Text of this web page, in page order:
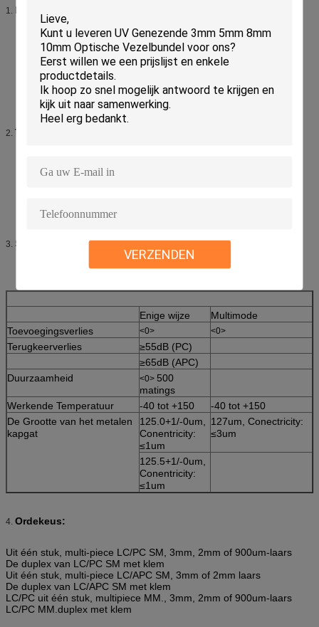
VERZENDEN
1. Eigenschappen:
Laag toevoegingsverlies en achterbezinningsverlies
Pre-overkoepelde de oppervlakte van het metalen kapeind
Precisieanti-rotation zeer belangrijk en corrosiebestendig
lichaam
UL-geschatte plastic huisvesting
De laarzen van de Telcordiastijl
Vrij-drijft ceramische metalen kap
2. Toepassingen:
Vezel Optische Telecommunicaties
LAN (Local area network)
Hoge snelheidstransmissiesystemen
3. Specificatie:
Enige wijze
Multimode
Toevoegingsverlies
<0> <0>
Terugkeerverlies
≥55dB (PC)
≥65dB (APC)
Duurzaamheid
<0> 500
matings
Werkende Temperatuur
-40 tot +150
-40 tot +150
De Grootte van het metalen
kapgat
125.0+1/-0um,
Conentricity:
≤1um
127um, Conectricity:
≤3um
125.5+1/-0um,
Conentricity:
≤1um
4. Ordekeus:
Uit één stuk, multi-piece LC/PC SM, 3mm, 2mm of 900um-laars
De duplex van LC/PC SM met klem
Uit één stuk, multi-piece LC/APC SM, 3mm of 2mm laars
De duplex van LC/APC SM met klem
LC/PC uit één stuk, multipiece MM., 3mm, 2mm of 900um-laars
LC/PC MM.duplex met klem